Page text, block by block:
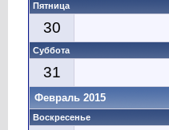
Пятница
30
Суббота
31
Февраль 2015
Воскресенье